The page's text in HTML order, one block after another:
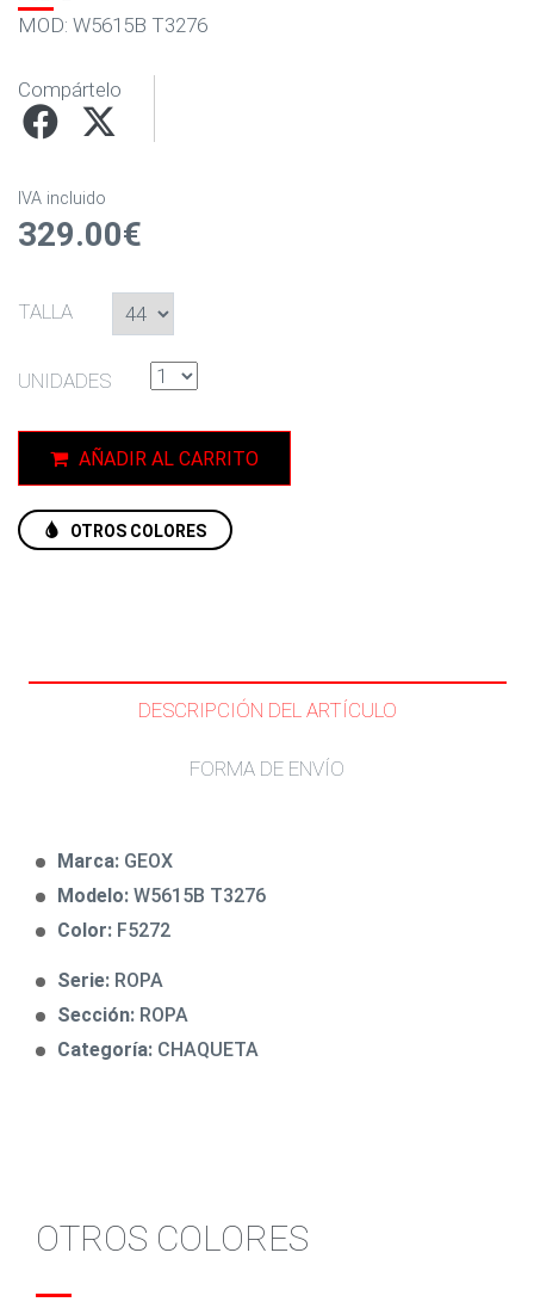
MOD: W5615B T3276
Compártelo
IVA incluido
329.00€
TALLA
UNIDADES
AÑADIR AL CARRITO
OTROS COLORES
DESCRIPCIÓN DEL ARTÍCULO
FORMA DE ENVÍO
Marca: GEOX
Modelo: W5615B T3276
Color: F5272
Serie: ROPA
Sección: ROPA
Categoría: CHAQUETA
OTROS COLORES